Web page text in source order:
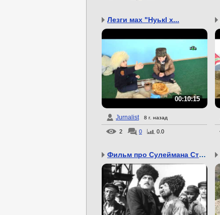
Лезги мах "НуькI х...
00:10:15
Jurnalist 8 г. назад
2 0 0.0
Фильм про Сулеймана Ста...